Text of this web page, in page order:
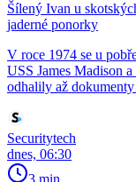
Šílený Ivan u
jaderné ponorky
V roce 1974 se u
USS James Madison
odhalily až
Securitytech
dnes, 06:30